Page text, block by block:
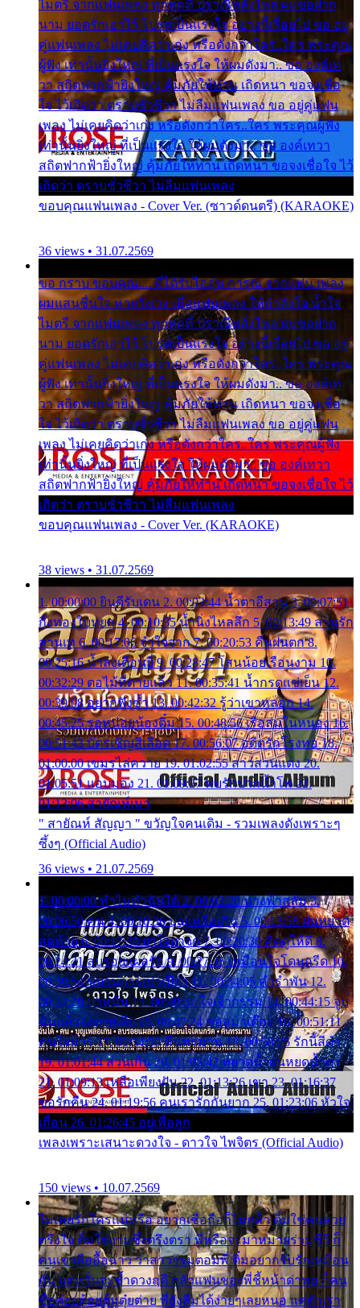
ไมตรี จากแฟนเพลง ทุกทุกที่ ปราณีหลั่งไหล ผมขอฝาก
นาม ยอดรักเอาไว้ โปรดเป็นแรงใจ อย่างนี้เรื่อยไป ขอ อยู่
คู่แฟนเพลง ไม่เคยคิดว่าเก่ง หรือดังกว่าใคร..ใคร พระคุณ
ผู้ฟัง เท่านั้นยิ่งใหญ่ ที่เป็นแรงใจ ให้ผมดังมา.. ขอ องค์เท
วา สถิตฟากฟ้ายิ่งใหญ่ คุ้มภัยให้ท่าน เถิดหนา ขอจงเชื่อ
ใจ ไว้เถิดว่า ตราบชั่วชีวา ไม่ลืมแฟนเพลง ขอ อยู่คู่แฟน
เพลง ไม่เคยคิดว่าเก่ง หรือดังกว่าใคร..ใคร พระคุณผู้ฟัง
เท่านั้นยิ่งใหญ่ ที่เป็นแรงใจ ให้ผมดังมา.. ขอ องค์เทวา
สถิตฟากฟ้ายิ่งใหญ่ คุ้มภัยให้ท่าน เถิดหนา ขอจงเชื่อใจ ไว้
เถิดว่า ตราบชั่วชีวา ไม่ลืมแฟนเพลง
ขอบคุณแฟนเพลง - Cover Ver. (ซาวด์ดนตรี) (KARAOKE)
36 views • 31.07.2569
ขอ กราบ ขอบคุณ.... ที่ได้รับไออุ่น การุณ จากแฟน เพลง
ผมแสนชื่นใจ หายวังเวง เมื่อแฟนเพลง ให้กำลังใจ น้ำใจ
ไมตรี จากแฟนเพลง ทุกทุกที่ ปราณีหลั่งไหล ผมขอฝาก
นาม ยอดรักเอาไว้ โปรดเป็นแรงใจ อย่างนี้เรื่อยไป ขอ อยู่
คู่แฟนเพลง ไม่เคยคิดว่าเก่ง หรือดังกว่าใคร..ใคร พระคุณ
ผู้ฟัง เท่านั้นยิ่งใหญ่ ที่เป็นแรงใจ ให้ผมดังมา.. ขอ องค์เท
วา สถิตฟากฟ้ายิ่งใหญ่ คุ้มภัยให้ท่าน เถิดหนา ขอจงเชื่อ
ใจ ไว้เถิดว่า ตราบชั่วชีวา ไม่ลืมแฟนเพลง ขอ อยู่คู่แฟน
เพลง ไม่เคยคิดว่าเก่ง หรือดังกว่าใคร..ใคร พระคุณผู้ฟัง
เท่านั้นยิ่งใหญ่ ที่เป็นแรงใจ ให้ผมดังมา.. ขอ องค์เทวา
สถิตฟากฟ้ายิ่งใหญ่ คุ้มภัยให้ท่าน เถิดหนา ขอจงเชื่อใจ ไว้
เถิดว่า ตราบชั่วชีวา ไม่ลืมแฟนเพลง
ขอบคุณแฟนเพลง - Cover Ver. (KARAOKE)
38 views • 31.07.2569
1. 00:00:00 ยินดีรับเดน 2. 00:03:44 น้ำตาอีสาน 3. 00:07:51
กิ่งทองใบหยก 4. 00:10:35 น้ำนิ่งไหลลึก 5. 00:13:49 ลานรัก
ลานเท 6. 00:17:06 จำใจจาก 7. 00:20:53 คืนฝนตก 8.
00:25:16 น้ำลงเดือนยี่ 9. 00:28:47 โสนน้อยเรือนงาม 10.
00:32:29 ตอไม้ที่ตายแล้ว 11. 00:35:41 น้ำกรดแช่เย็น 12.
00:39:08 อยากฟังซ้ำ 13. 00:42:32 รู้ว่าเขาหลอก 14.
00:45:25 รอหน่อยน้องติ๋ม 15. 00:48:56 เรือล่มในหนอง 16.
00:51:43 บัตรเชิญสีเลือด 17. 00:56:07 อดีตรักโรงทอ 18.
01:00:00 เขมรไล่ควาย 19. 01:02:55 สาวสวนแตง 20.
01:05:51 แอบมอง 21. 01:09:27 พบรักปากน้ำโพ 22.
01:13:06 สายัณห์เมา
" สายัณห์ สัญญา " ขวัญใจคนเดิม - รวมเพลงดังเพราะๆ
ซึ้งๆ (Official Audio)
36 views • 21.07.2569
1. 00:00:00 ทำไมทำฉันได้ 2. 00:03:20 นางฟ้าสลัม 3.
00:06:50 คน 4. 00:10:36 บุญเหลือเกิน 5. 00:13:58 ฝนหยาด
สุดท้าย 6. 00:17:30 ยาใจยาจก 7. 00:20:30 คิดดูให้ดี 8.
00:24:21 ลบรอยแผลรัก 9. 00:27:35 เหมือนใจโดนกรีด 10.
00:30:54 ขบวนการเปาเปียว 11. 00:34:05 คำรำพัน 12.
00:37:20 ปาหนัน 13. 00:40:37 ใจเจ้ากรรม 14. 00:44:15 จูบ
ฉันแล้วจงตายเสีย 15. 00:47:24 ขอสูมาเต๊อะ 16. 00:51:11
คนใจมาร 17. 00:54:50 คืนทรมาน 18. 00:58:25 รักนี้สีดำ
19. 01:01:44 ส่วนเกิน 20. 01:05:42 หยาดน้ำฝนหยดน้ำตา
21. 01:09:13 เหลือเพียงฝัน 22. 01:13:26 เขา 23. 01:16:37
ขอรักคืน 24. 01:19:56 คนเรารักกันยาก 25. 01:23:06 หัวใจ
เถื่อน 26. 01:26:45 อยู่เพื่อลูก
เพลงเพราะเสนาะดวงใจ - ดาวใจ ไพจิตร (Official Audio)
150 views • 10.07.2569
ไม่เคยรักใครแน่หรือ อยากเชื่อถือก็ไม่กล้า ติ๋มใช่คนสวย
ตรึงใจ ติ๋มใช่งามซึ้งตรึงตรา พี่หรือจะมาหมายร่วมชีวี ก็
คนเขาลืออื้อฉาว ว่าสาวๆรุมตอมพี่ ติ๋มอยากรับรักเหมือน
กัน แต่หวั่นจะช้ำดวงฤดี กลัวแฟนของพี่ชี้หน้าด่าทอ ก็คน
ชื่อต๋อยต้อยตุ้มตุ๋ยต่าย พี่ยังลืมได้ง่ายๆเลยหนอ แค่ตัวเรา